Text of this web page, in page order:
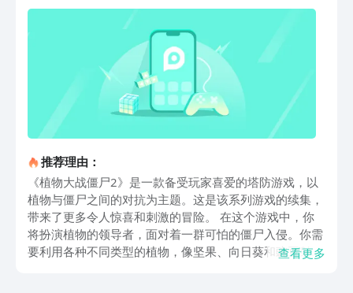
推荐理由：
《植物大战僵尸2》是一款备受玩家喜爱的塔防游戏，以
植物与僵尸之间的对抗为主题。这是该系列游戏的续集，
带来了更多令人惊喜和刺激的冒险。 在这个游戏中，你
将扮演植物的领导者，面对着一群可怕的僵尸入侵。你需
要利用各种不同类型的植物，像坚果、向日葵和豌豆射手
查看更多